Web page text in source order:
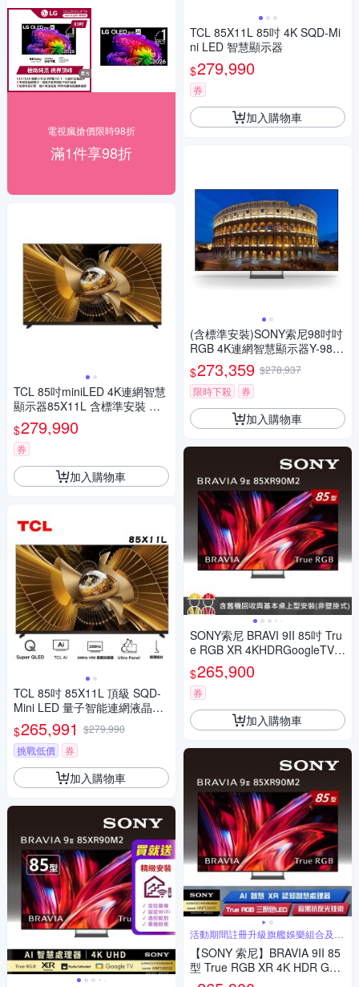
電視瘋搶價限時98折
滿1件享98折
TCL 85吋miniLED 4K連網智慧
顯示器85X11L 含標準安裝 送7
-11商品卡11000元
$279,990
券
加入購物車
TCL 85吋 85X11L 頂級 SQD-
Mini LED 量子智能連網液晶顯
示器 X11L
$265,991 $279,990
挑戰低價
券
加入購物車
TCL 85X11L 85吋 4K SQD-Mi
ni LED 智慧顯示器
$279,990
券
加入購物車
(含標準安裝)SONY索尼98吋吋
RGB 4K連網智慧顯示器Y-98X
R70M2
$273,359 $278,937
限時下殺
券
加入購物車
SONY索尼 BRAVI 9II 85吋 Tru
e RGB XR 4KHDRGoogleTV顯
示器(Y-85XR90M2)
$265,900
券
加入購物車
活動期間註冊升級旗艦娛樂組合及禮
券
【SONY 索尼】BRAVIA 9II 85
型 True RGB XR 4K HDR Goo
gle TV顯示器 (Y-85XR90M2)